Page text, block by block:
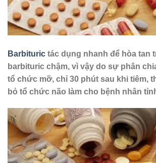
Barbituric tác dụng nhanh để hòa tan
barbituric chậm, vì vậy do sự phân
tổ chức mỡ, chỉ 30 phút sau khi tiêm,
bỏ tổ chức não làm cho bệnh nhân